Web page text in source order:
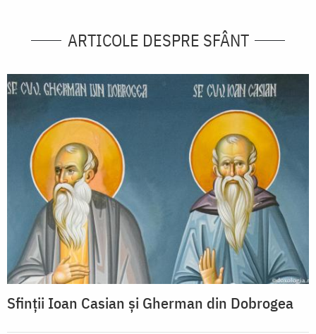
ARTICOLE DESPRE SFÂNT
Sfinții Ioan Casian și Gherman din Dobrogea